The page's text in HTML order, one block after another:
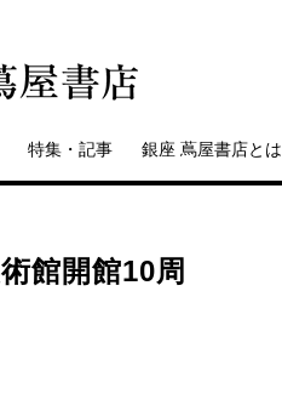
特集・記事 銀座 蔦屋書店とは
館開館10周